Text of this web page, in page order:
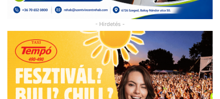
- Hirdetés -